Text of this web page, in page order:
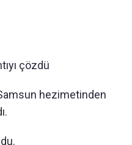
çözdü
hezimetinden